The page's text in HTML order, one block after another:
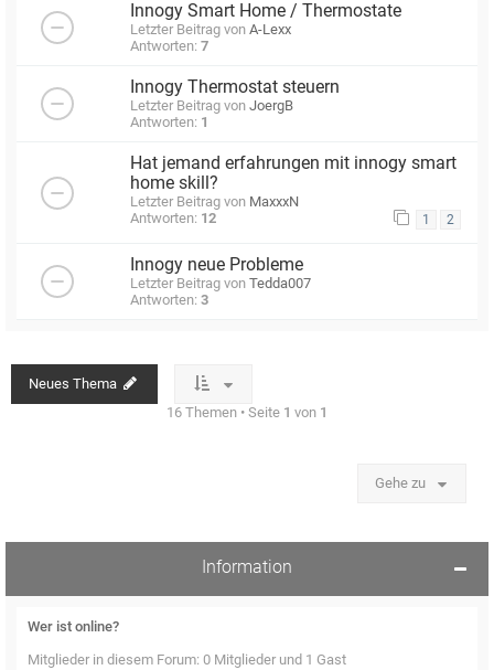
Innogy Smart Home / Thermostate
Letzter Beitrag von A-Lexx
Antworten: 7
Innogy Thermostat steuern
Letzter Beitrag von JoergB
Antworten: 1
Hat jemand erfahrungen mit innogy smart
home skill?
Letzter Beitrag von MaxxxN
Antworten: 12 1 2
Innogy neue Probleme
Letzter Beitrag von Tedda007
Antworten: 3
Neues Thema
16 Themen • Seite 1 von 1
Gehe zu
Information
Wer ist online?
Mitglieder in diesem Forum: 0 Mitglieder und 1 Gast